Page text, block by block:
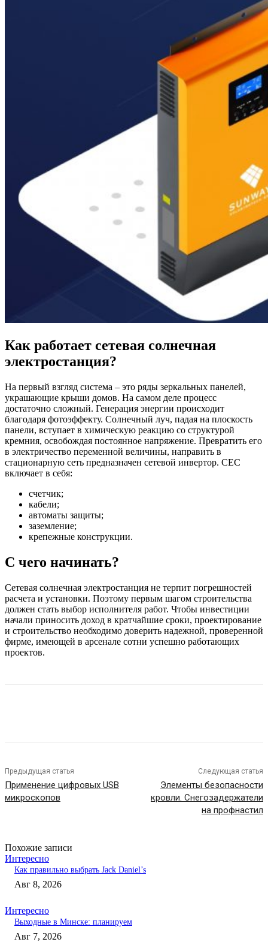
Как работает сетевая солнечная
электростанция?
На первый взгляд система – это ряды зеркальных панелей,
украшающие крыши домов. На самом деле процесс
достаточно сложный. Генерация энергии происходит
благодаря фотоэффекту. Солнечный луч, падая на плоскость
панели, вступает в химическую реакцию со структурой
кремния, освобождая постоянное напряжение. Превратить его
в электричество переменной величины, направить в
стационарную сеть предназначен сетевой инвертор. СЕС
включает в себя:
счетчик;
кабели;
автоматы защиты;
заземление;
крепежные конструкции.
С чего начинать?
Сетевая солнечная электростанция не терпит погрешностей
расчета и установки. Поэтому первым шагом строительства
должен стать выбор исполнителя работ. Чтобы инвестиции
начали приносить доход в кратчайшие сроки, проектирование
и строительство необходимо доверить надежной, проверенной
фирме, имеющей в арсенале сотни успешно работающих
проектов.
Предыдущая статья
Применение цифровых USB
микроскопов
Следующая статья
Элементы безопасности
кровли. Снегозадержатели
на профнастил
Похожие записи
Интересно
Как правильно выбрать Jack Daniel’s
Авг 8, 2026
Интересно
Выходные в Минске: планируем
Авг 7, 2026